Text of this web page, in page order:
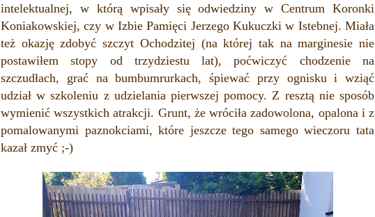
intelektualnej, w którą wpisały się odwiedziny w Centrum Koronki
Koniakowskiej, czy w Izbie Pamięci Jerzego Kukuczki w Istebnej. Miała
też okazję zdobyć szczyt Ochodzitej (na której tak na marginesie nie
postawiłem stopy od trzydziestu lat), poćwiczyć chodzenie na
szczudłach, grać na bumbumrurkach, śpiewać przy ognisku i wziąć
udział w szkoleniu z udzielania pierwszej pomocy. Z resztą nie sposób
wymienić wszystkich atrakcji. Grunt, że wróciła zadowolona, opalona i z
pomalowanymi paznokciami, które jeszcze tego samego wieczoru tata
kazał zmyć ;-)